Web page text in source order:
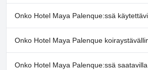
Kyllä, Hotel Maya Palenque:ssä on uima-
kuuluvat yhteen tai useampaan seuraavista
Swim Up-baari, Ulkouima-allas.
Onko Hotel Maya Palenque:ssä
Ei, Hotel Maya Palenque ei tarjoa kylpylää.
Onko Hotel Maya Palenque
Ei, Hotel Maya Palenque ei salli koiria.
Onko Hotel Maya Palenque:ssä